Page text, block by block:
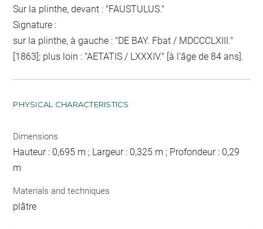
Sur la plinthe, devant : "FAUSTULUS."
Signature :
sur la plinthe, à gauche : "DE BAY. Fbat / MDCCCLXIII."
[1863]; plus loin : "AETATIS / LXXXIV." [à l’âge de 84 ans].
PHYSICAL CHARACTERISTICS
Dimensions
Hauteur : 0,695 m ; Largeur : 0,325 m ; Profondeur : 0,29
m
Materials and techniques
plâtre